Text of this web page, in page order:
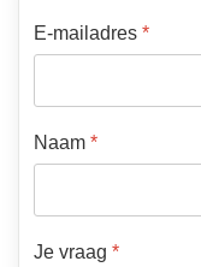
E-mailadres *
Naam *
Je vraag *